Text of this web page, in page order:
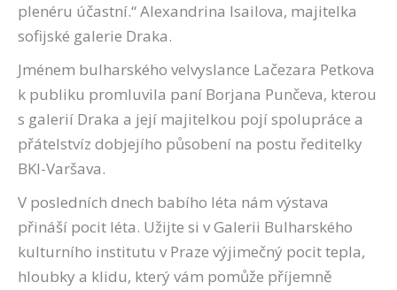
plenéru účastní.“ Alexandrina Isailova, majitelka
sofijské galerie Draka.
Jménem bulharského velvyslance Lačezara Petkova
k publiku promluvila paní Borjana Punčeva, kterou
s galerií Draka a její majitelkou pojí spolupráce a
přátelstvíz dobjejího působení na postu ředitelky
BKI-Varšava.
V posledních dnech babího léta nám výstava
přináší pocit léta. Užijte si v Galerii Bulharského
kulturního institutu v Praze výjimečný pocit tepla,
hloubky a klidu, který vám pomůže příjemně